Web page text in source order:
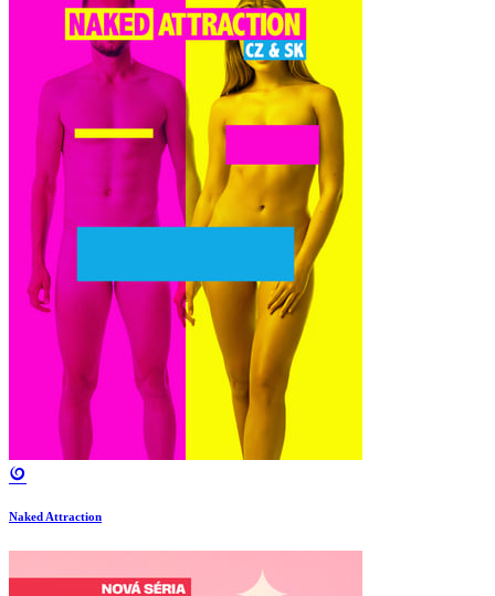
Naked Attraction